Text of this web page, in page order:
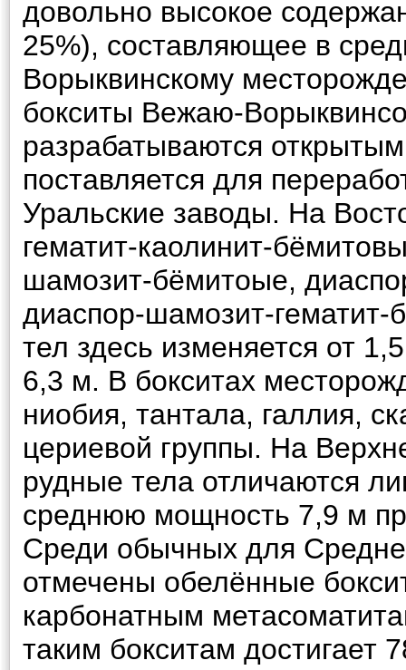
довольно высокое
25%), составляющее в
Ворыквинскому
бокситы Вежаю-
разрабатываются
поставляется для
Уральские заводы. На
гематит-каолинит-
шамозит-бёмитоые,
диаспор-шамозит-
тел здесь изменяется от
6,3 м. В бокситах
ниобия, тантала, галлия,
цериевой группы. На
рудные тела отличаются
среднюю мощность 7,9 м
Среди обычных для
отмечены обелённые
карбонатным
таким бокситам достигает